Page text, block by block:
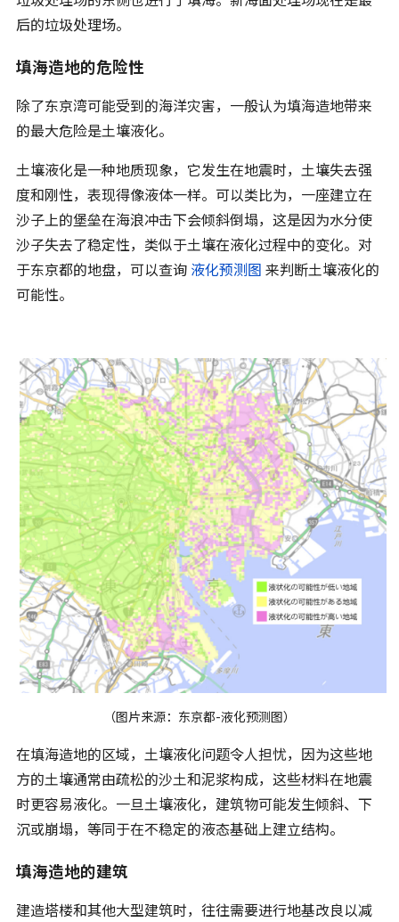
后的垃圾处理场。
填海造地的危险性
除了东京湾可能受到的海洋灾害，一般认为填海造地带来
的最大危险是土壤液化。
土壤液化是一种地质现象，它发生在地震时，土壤失去强
度和刚性，表现得像液体一样。可以类比为，一座建立在
沙子上的堡垒在海浪冲击下会倾斜倒塌，这是因为水分使
沙子失去了稳定性，类似于土壤在液化过程中的变化。对
于东京都的地盘，可以查询 液化预测图 来判断土壤液化的
可能性。
（图片来源：东京都-液化预测图）
在填海造地的区域，土壤液化问题令人担忧，因为这些地
方的土壤通常由疏松的沙土和泥浆构成，这些材料在地震
时更容易液化。一旦土壤液化，建筑物可能发生倾斜、下
沉或崩塌，等同于在不稳定的液态基础上建立结构。
填海造地的建筑
建造塔楼和其他大型建筑时，往往需要进行地基改良以减